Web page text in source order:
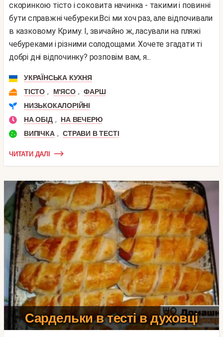
скоринкою тісто і соковита начинка - такими і повинні
бути справжні чебуреки.Всі ми хоч раз, але відпочивали
в казковому Криму. І, звичайно ж, ласували на пляжі
чебуреками і різними солодощами. Хочете згадати ті
добрі дні відпочинку? розповім вам, я...
УКРАЇНСЬКА КУХНЯ
ТІСТО , М'ЯСО , ФАРШ
НИЗЬКОКАЛОРІЙНІ
НА ОБІД ,
НА ВЕЧЕРЮ
ВИПІЧКА , СТРАВИ В ТЕСТІ
ЧИТАТИ ДАЛІ
Сардельки в тесті в духовці